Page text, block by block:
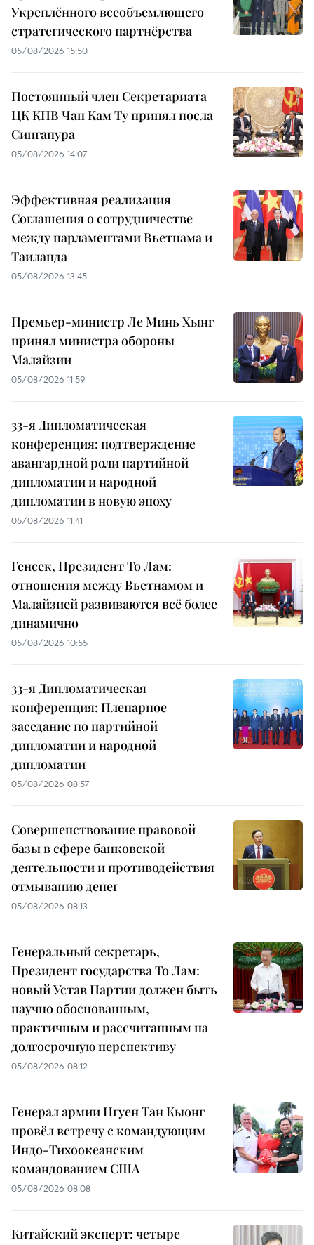
Укреплённого всеобъемлющего
стратегического партнёрства
05/08/2026 15:50
Постоянный член Секретариата
ЦК КПВ Чан Кам Ту принял посла
Сингапура
05/08/2026 14:07
Эффективная реализация
Соглашения о сотрудничестве
между парламентами Вьетнама и
Таиланда
05/08/2026 13:45
Премьер-министр Ле Минь Хынг
принял министра обороны
Малайзии
05/08/2026 11:59
33-я Дипломатическая
конференция: подтверждение
авангардной роли партийной
дипломатии и народной
дипломатии в новую эпоху
05/08/2026 11:41
Генсек, Президент То Лам:
отношения между Вьетнамом и
Малайзией развиваются всё более
динамично
05/08/2026 10:55
33-я Дипломатическая
конференция: Пленарное
заседание по партийной
дипломатии и народной
дипломатии
05/08/2026 08:57
Совершенствование правовой
базы в сфере банковской
деятельности и противодействия
отмыванию денег
05/08/2026 08:13
Генеральный секретарь,
Президент государства То Лам:
новый Устав Партии должен быть
научно обоснованным,
практичным и рассчитанным на
долгосрочную перспективу
05/08/2026 08:12
Генерал армии Нгуен Тан Кыонг
провёл встречу с командующим
Индо-Тихоокеанским
командованием США
05/08/2026 08:08
Китайский эксперт: четыре